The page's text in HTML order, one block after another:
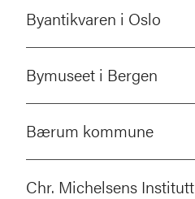
Byantikvaren i Oslo
Bymuseet i Bergen
Bærum kommune
Chr. Michelsens Institutt